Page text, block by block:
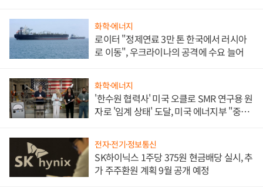
화학·에너지
로이터 "정제연료 3만 톤 한국에서 러시아
로 이동", 우크라이나의 공격에 수요 늘어
화학·에너지
'한수원 협력사' 미국 오클로 SMR 연구용 원
자로 '임계 상태' 도달, 미국 에너지부 "중요
전자·전기·정보통신
SK하이닉스 1주당 375원 현금배당 실시, 추
가 주주환원 계획 9월 공개 예정